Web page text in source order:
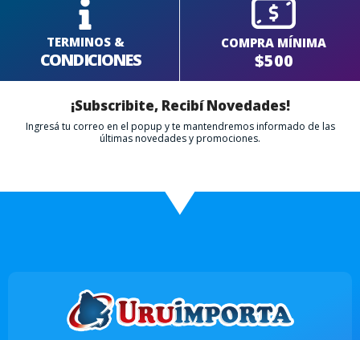
TERMINOS &
CONDICIONES
COMPRA MÍNIMA
$500
¡Subscribite, Recibí Novedades!
Ingresá tu correo en el popup y te mantendremos informado de las
últimas novedades y promociones.